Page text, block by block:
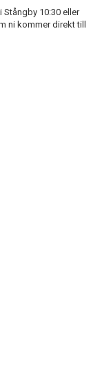
Stångby 10:30 eller
ni kommer direkt till